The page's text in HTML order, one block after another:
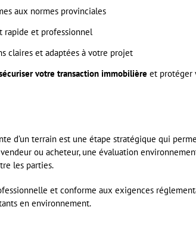
aux normes provinciales
rapide et professionnel
claires et adaptées à votre projet
votre transaction immobilière et protéger
d’un terrain est une étape stratégique qui
ou acheteur, une évaluation
les parties.
et conforme aux exigences
en environnement.